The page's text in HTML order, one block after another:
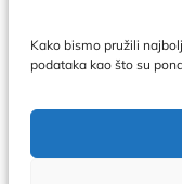
Kako bismo pružili
podataka kao što su